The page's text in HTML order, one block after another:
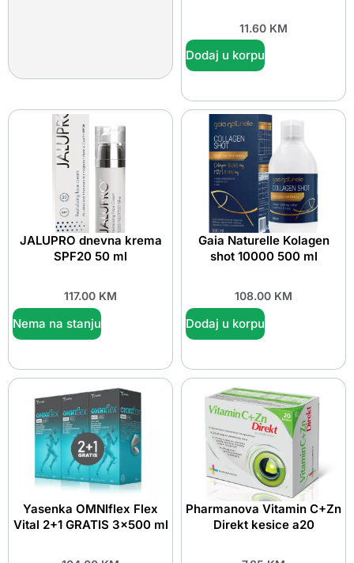
11.60 KM
Dodaj u korpu
JALUPRO dnevna krema
SPF20 50 ml
117.00 KM
Nema na stanju
Gaia Naturelle Kolagen
shot 10000 500 ml
108.00 KM
Dodaj u korpu
Yasenka OMNIflex Flex
Vital 2+1 GRATIS 3×500 ml
Pharmanova Vitamin C+Zn
Direkt kesice a20